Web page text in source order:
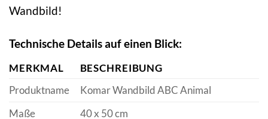
Wandbild!
Technische Details auf einen Blick:
MERKMAL
BESCHREIBUNG
Produktname
Komar Wandbild ABC Animal
Maße
40 x 50 cm